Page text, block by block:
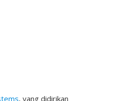
, yang didirikan